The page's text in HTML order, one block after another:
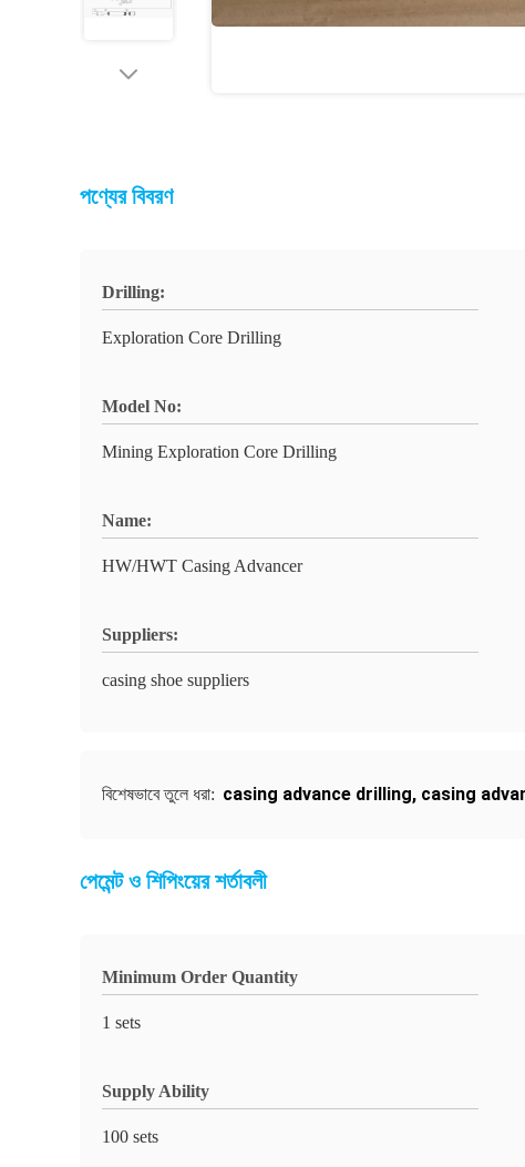
পণ্যের বিবরণ
Drilling:
Exploration Core Drilling
Model No:
Mining Exploration Core Drilling
Name:
HW/HWT Casing Advancer
Suppliers:
casing shoe suppliers
বিশেষভাবে তুলে ধরা: casing advance drilling, casing
পেমেন্ট ও শিপিংয়ের শর্তাবলী
Minimum Order Quantity
1 sets
Supply Ability
100 sets